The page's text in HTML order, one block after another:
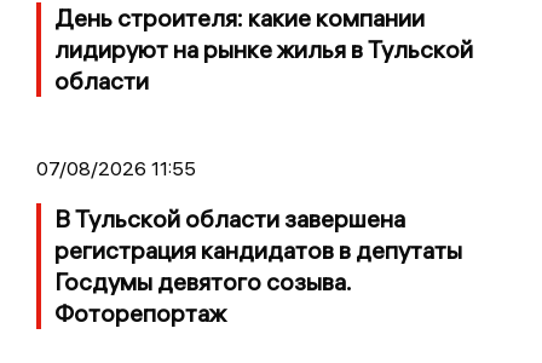
День строителя: какие компании
лидируют на рынке жилья в Тульской
области
07/08/2026 11:55
В Тульской области завершена
регистрация кандидатов в депутаты
Госдумы девятого созыва.
Фоторепортаж